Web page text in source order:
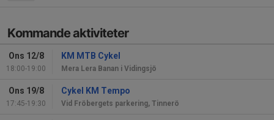
Kommande aktiviteter
Ons 12/8
18:00-19:00
KM MTB Cykel
Mera Lera Banan i Vidingsjö
Ons 19/8
17:45-19:30
Cykel KM Tempo
Vid Fröbergets parkering, Tinnerö